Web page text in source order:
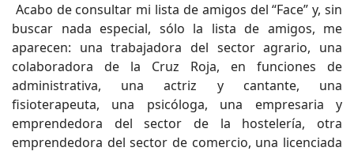
Acabo de consultar mi lista de amigos del “Face” y, sin
buscar nada especial, sólo la lista de amigos, me
aparecen: una trabajadora del sector agrario, una
colaboradora de la Cruz Roja, en funciones de
administrativa, una actriz y cantante, una
fisioterapeuta, una psicóloga, una empresaria y
emprendedora del sector de la hostelería, otra
emprendedora del sector de comercio, una licenciada